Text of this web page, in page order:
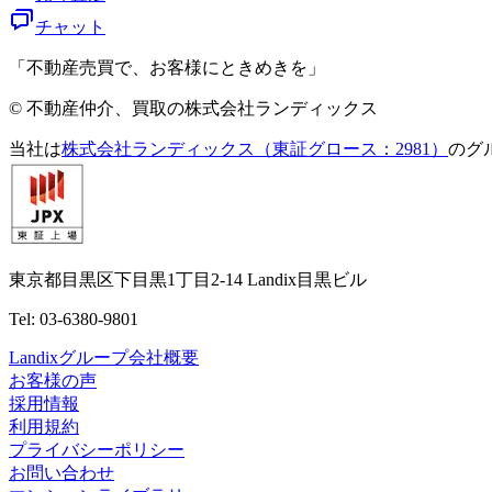
チャット
「不動産売買で、お客様にときめきを」
© 不動産仲介、買取の株式会社ランディックス
当社は株式会社ランディックス（東証グロース：2981） のグ
東京都目黒区下目黒1丁目2-14 Landix目黒ビル
Tel: 03-6380-9801
Landixグループ会社概要
お客様の声
採用情報
利用規約
プライバシーポリシー
お問い合わせ